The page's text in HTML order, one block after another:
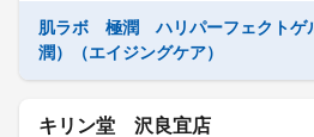
肌ラボ 極潤 ハリパーフェクトゲ
潤）（エイジングケア）
キリン堂 沢良宜店